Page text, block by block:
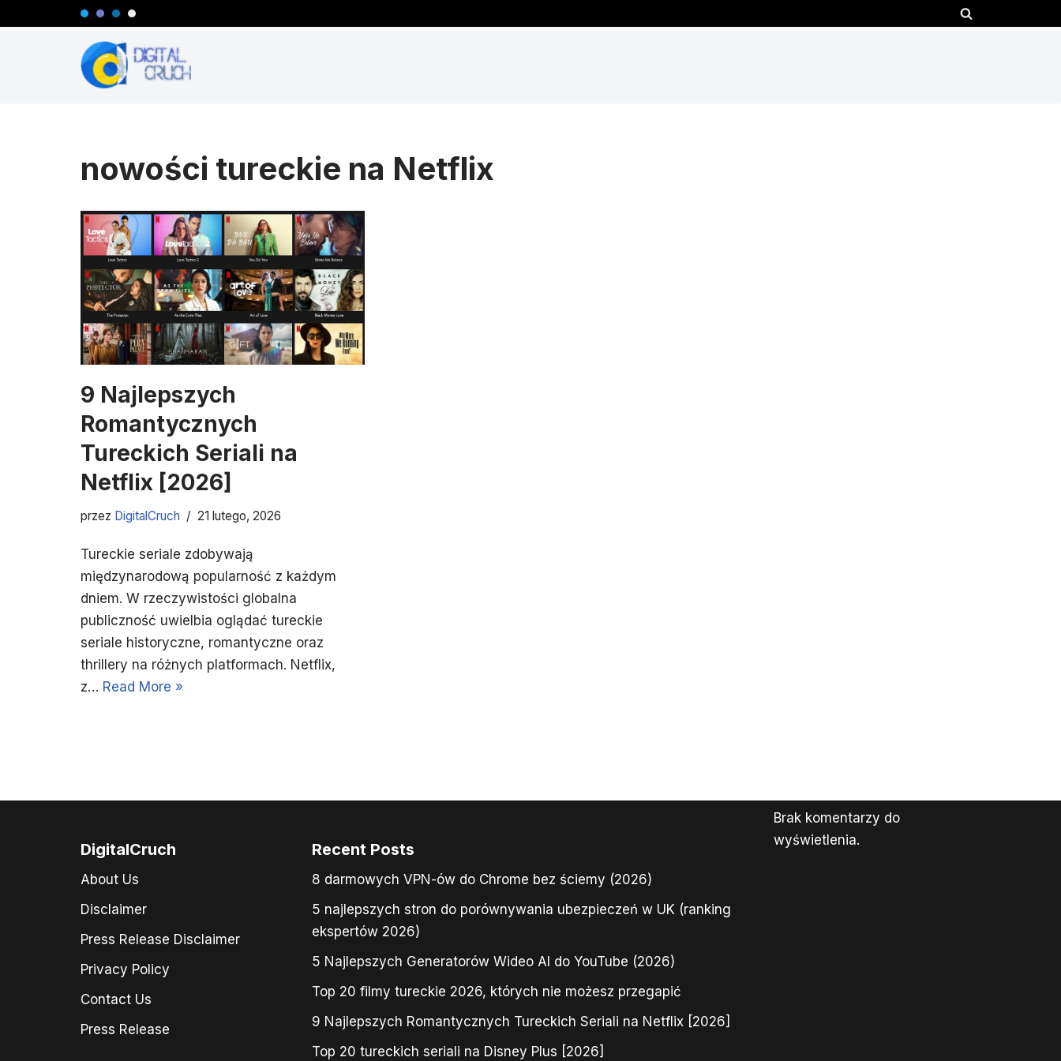
nowości tureckie na Netflix
9 Najlepszych
Romantycznych
Tureckich Seriali na
Netflix [2026]
przez DigitalCruch 21 lutego, 2026
Tureckie seriale zdobywają
międzynarodową popularność z każdym
dniem. W rzeczywistości globalna
publiczność uwielbia oglądać tureckie
seriale historyczne, romantyczne oraz
thrillery na różnych platformach. Netflix,
z… Read More »
DigitalCruch
About Us
Disclaimer
Press Release Disclaimer
Privacy Policy
Contact Us
Press Release
Recent Posts
8 darmowych VPN-ów do Chrome bez ściemy (2026)
5 najlepszych stron do porównywania ubezpieczeń w UK (ranking
ekspertów 2026)
5 Najlepszych Generatorów Wideo AI do YouTube (2026)
Top 20 filmy tureckie 2026, których nie możesz przegapić
9 Najlepszych Romantycznych Tureckich Seriali na Netflix [2026]
Top 20 tureckich seriali na Disney Plus [2026]
Brak komentarzy do
wyświetlenia.